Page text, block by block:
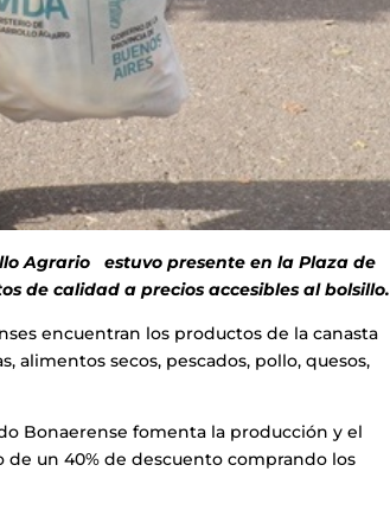
Agrario
estuvo presente en la Plaza de
de calidad a precios accesibles al bolsillo.
encuentran los productos de la canasta
alimentos secos, pescados, pollo, quesos,
Bonaerense fomenta la producción y el
de un 40% de descuento comprando los